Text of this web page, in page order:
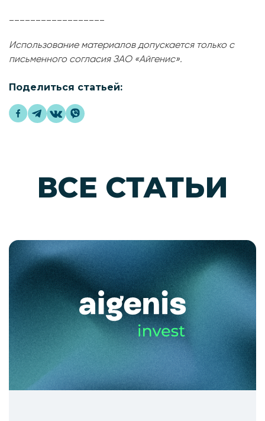
Использование материалов допускается только с
письменного согласия ЗАО «Айгенис».
Поделиться статьей:
ВСЕ СТАТЬИ